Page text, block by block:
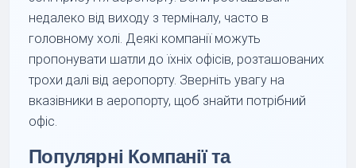
недалеко від виходу з терміналу, часто в
головному холі. Деякі компанії можуть
пропонувати шатли до їхніх офісів, розташованих
трохи далі від аеропорту. Зверніть увагу на
вказівники в аеропорту, щоб знайти потрібний
офіс.
Популярні Компанії та